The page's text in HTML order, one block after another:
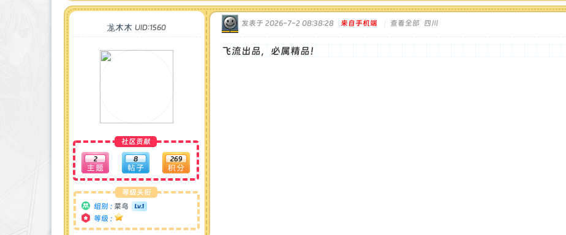
尨木木 UID:1560
社区贡献
2 8 269
等级头衔
组别 : 菜鸟
等级 :
发表于 2026-7-2 08:38:28 来自手机端 查看全部 四川
飞流出品，必属精品！